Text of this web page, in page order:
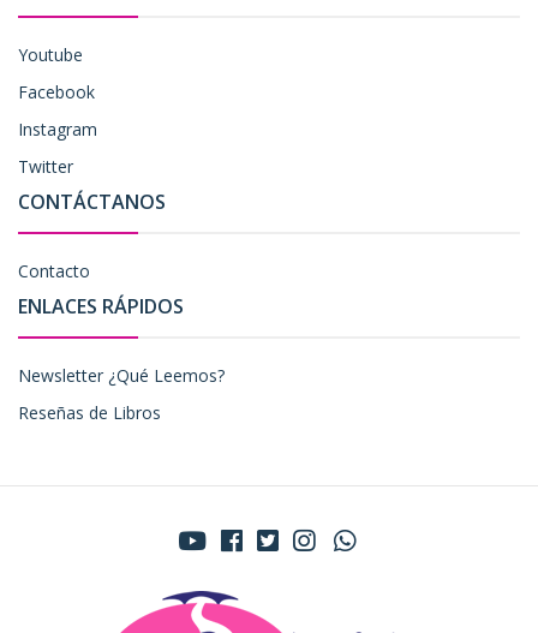
Youtube
Facebook
Instagram
Twitter
CONTÁCTANOS
Contacto
ENLACES RÁPIDOS
Newsletter ¿Qué Leemos?
Reseñas de Libros